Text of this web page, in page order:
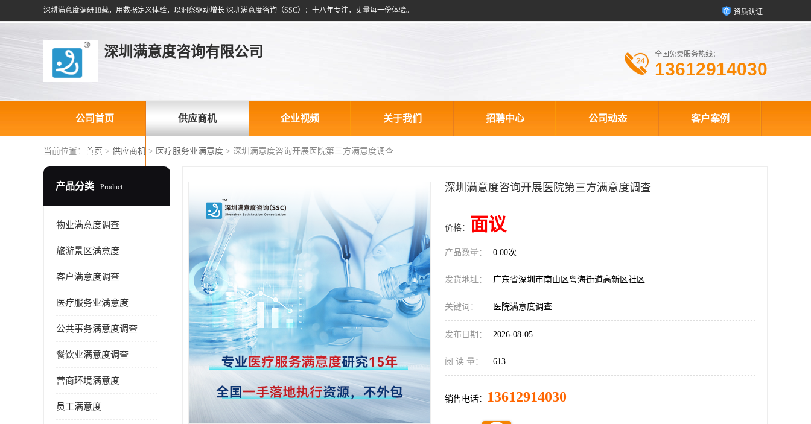
深耕满意度调研18载，用数据定义体验，以洞察驱动增长 深圳满意度咨询（SSC）：十八年专注，丈量每一份体验。 资质认证
深圳满意度咨询有限公司 全国免费服务热线：
13612914030
公司首页 供应商机 企业视频 关于我们 招聘中心 公司动态 客户案例
联系方式
当前位置： 首页 > 供应商机 > 医疗服务业满意度 > 深圳满意度咨询开展医院第三方满意度调查
产品分类 Product
物业满意度调查
旅游景区满意度
客户满意度调查
医疗服务业满意度
公共事务满意度调查
餐饮业满意度调查
营商环境满意度
员工满意度
深圳满意度咨询开展医院第三方满意度调查
价格： 面议
产品数量： 0.00次
发货地址： 广东省深圳市南山区粤海街道高新区社区
关键词： 医院满意度调查
发布日期： 2026-08-05
阅 读 量： 613
销售电话： 13612914030